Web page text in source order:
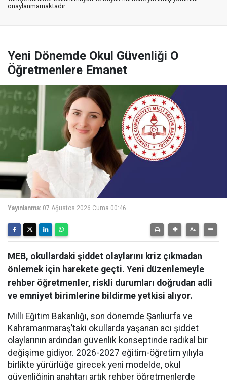
onaylanmamaktadır.
Yeni Dönemde Okul Güvenliği O
Öğretmenlere Emanet
Yayınlanma: 07 Ağustos 2026 Cuma 00:46
MEB, okullardaki şiddet olaylarını kriz çıkmadan
önlemek için harekete geçti. Yeni düzenlemeyle
rehber öğretmenler, riskli durumları doğrudan adli
ve emniyet birimlerine bildirme yetkisi alıyor.
Milli Eğitim Bakanlığı, son dönemde Şanlıurfa ve
Kahramanmaraş’taki okullarda yaşanan acı şiddet
olaylarının ardından güvenlik konseptinde radikal bir
değişime gidiyor. 2026-2027 eğitim-öğretim yılıyla
birlikte yürürlüğe girecek yeni modelde, okul
güvenliğinin anahtarı artık rehber öğretmenlerde